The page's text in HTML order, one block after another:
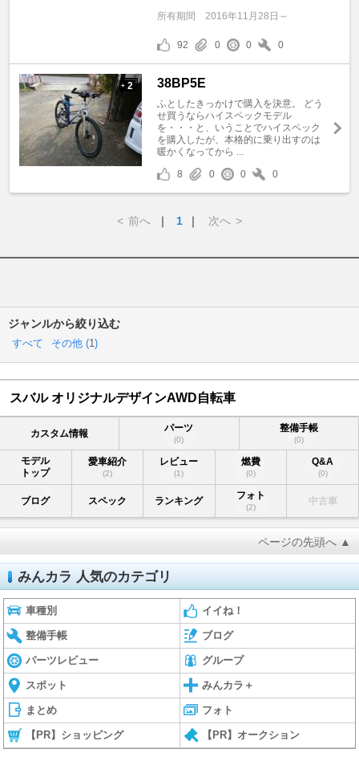
所有期間 2016年11月28日～
92 0 0 0
+ 2 38BP5E
ふとしたきっかけで購入を決意。 どう
せ買うならハイスペックモデル
を・・・と、いうことでハイスペック
を購入したが、本格的に乗り出すのは
暖かくなってから ...
8
0 0 0
< 前へ ｜ 1 ｜ 次へ >
ジャンルから絞り込む
すべて その他 (1)
スバル オリジナルデザインAWD自転車
カスタム情報 パーツ
(0)
整備手帳
(0)
モデル
トップ
愛車紹介
(2)
レビュー
(1)
燃費
(0)
Q&A
(0)
ブログ スペック ランキング フォト
(2)
中古車
ページの先頭へ ▲
みんカラ 人気のカテゴリ
車種別 イイね！
整備手帳 ブログ
パーツレビュー グループ
スポット みんカラ＋
まとめ フォト
【PR】ショッピング 【PR】オークション